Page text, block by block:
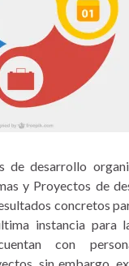
de desarrollo
y Proyectos de
concretos
instancia para
con